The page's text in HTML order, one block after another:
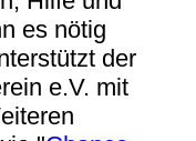
es nötig
der
e.V. mit